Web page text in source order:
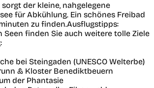
der kleine, nahgelegene
für Abkühlung. Ein schönes Freibad
zu finden.Ausflugstipps:
Seen finden Sie auch weitere tolle Ziele
bei Steingaden (UNESCO Welterbe)
& Kloster Benediktbeuern
der Phantasie